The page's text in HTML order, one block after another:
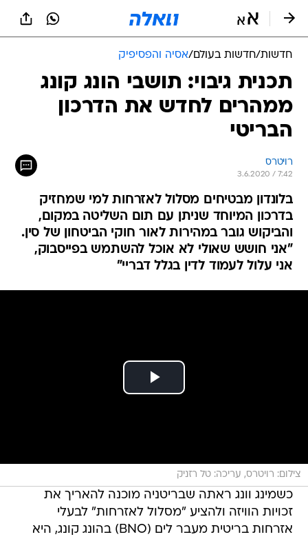
חדשות/חדשות בעולם/אסיה והפסיפיק
תכנית גיבוי: תושבי הונג קונג
ממהרים לחדש את הדרכון
הבריטי
רויטרס
3.6.2020 / 7:42
בלונדון מבטיחים מסלול לאזרחות למי שמחזיק
בדרכון המיוחד שניתן עם תום השליטה במקום,
והביקוש גובר במהירות לאור חוקי הביטחון של סין.
"אני חושש שאולי לא אוכל להשתמש בפייסבוק,
אני עלול לעמוד לדין בגלל דבריי"
צילום: רויטרס, עריכה: טל רזניק
כשמינג וונג ראתה שבריטניה מוכנה להאריך את
זכויות הוויזה ולהציע "מסלול לאזרחות" לבעלי
אזרחות בריטית מעבר לים (BNO) בהונג קונג, היא